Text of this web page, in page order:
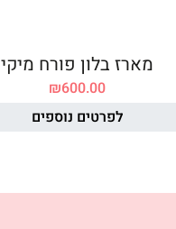
מארז בלון פורח מיקי
₪600.00
לפרטים נוספים